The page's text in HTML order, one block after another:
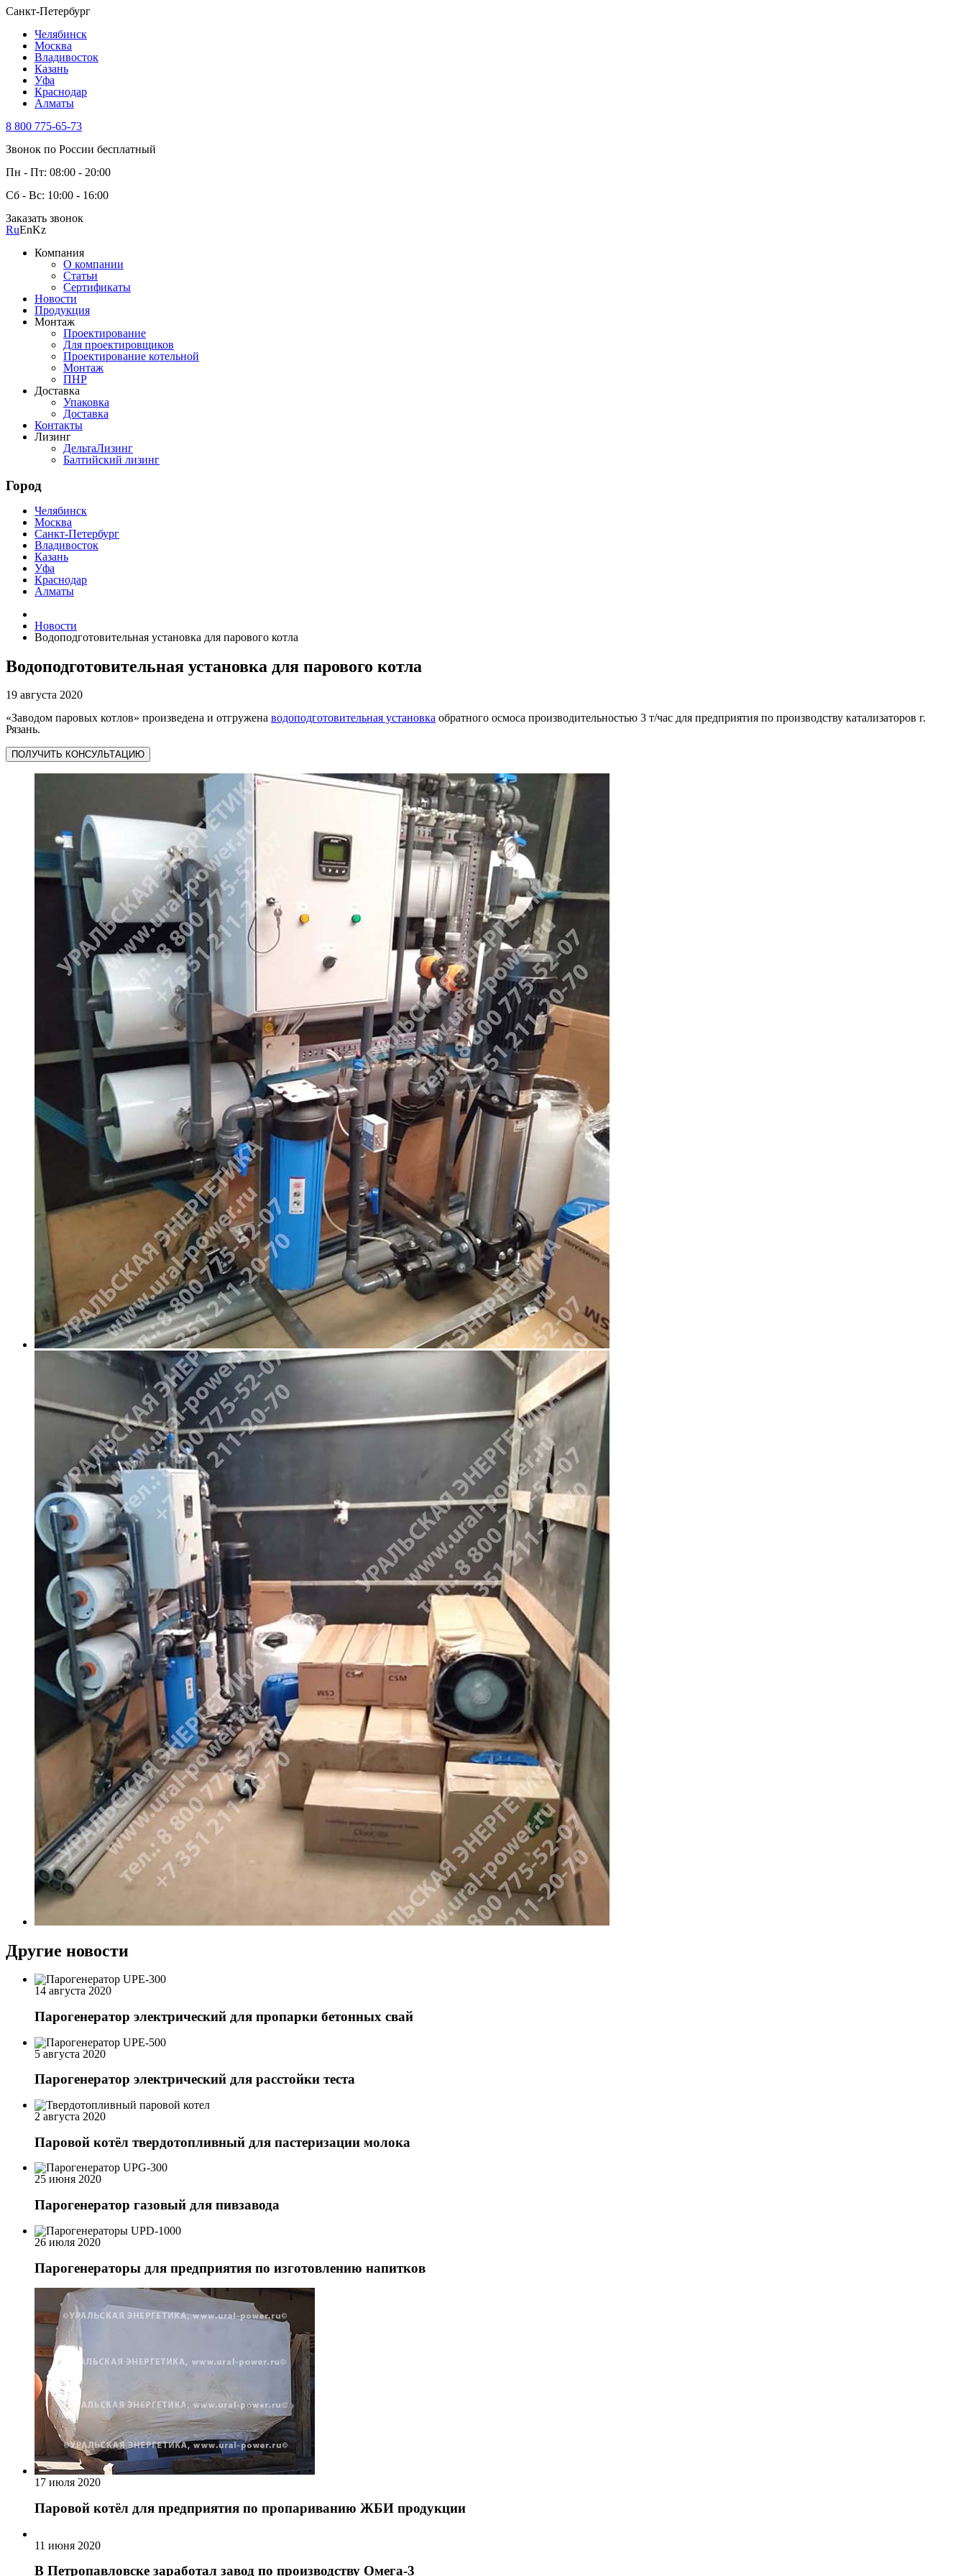
Санкт-Петербург
Челябинск
Москва
Владивосток
Казань
Уфа
Краснодар
Алматы
8 800 775-65-73
Звонок по России бесплатный
Пн - Пт: 08:00 - 20:00
Сб - Вс: 10:00 - 16:00
Заказать звонок
RuEnKz
Компания
О компании
Статьи
Сертификаты
Новости
Продукция
Монтаж
Проектирование
Для проектировщиков
Проектирование котельной
Монтаж
ПНР
Доставка
Упаковка
Доставка
Контакты
Лизинг
ДельтаЛизинг
Балтийский лизинг
Город
Челябинск
Москва
Санкт-Петербург
Владивосток
Казань
Уфа
Краснодар
Алматы
Новости
Водоподготовительная установка для парового котла
Водоподготовительная установка для парового котла
19 августа 2020
«Заводом паровых котлов» произведена и отгружена водоподготовительная установка обратного осмоса производительностью 3 т/час для предприятия по производству катализаторов г.
Рязань.
ПОЛУЧИТЬ КОНСУЛЬТАЦИЮ
Другие новости
14 августа 2020
Парогенератор электрический для пропарки бетонных свай
5 августа 2020
Парогенератор электрический для расстойки теста
2 августа 2020
Паровой котёл твердотопливный для пастеризации молока
25 июня 2020
Парогенератор газовый для пивзавода
26 июля 2020
Парогенераторы для предприятия по изготовлению напитков
17 июля 2020
Паровой котёл для предприятия по пропариванию ЖБИ продукции
11 июня 2020
В Петропавловске заработал завод по производству Омега-3